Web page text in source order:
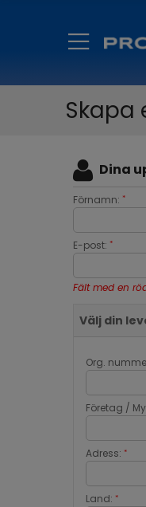
Skapa
Dina
Förnamn: *
E-post: *
Fält med en
Välj din
Org.
Företag /
Adress: *
Land: *